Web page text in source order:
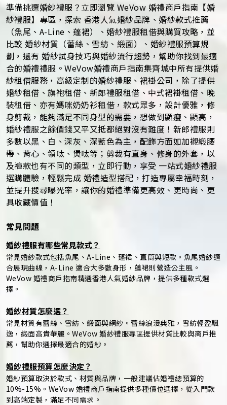
準備挑選婚紗禮服？立即瀏覽 WeVow 婚禮商戶指南【婚
紗禮服】專區，探索 香港人氣婚紗品牌、婚紗款式推薦
（魚尾、A-Line、蓬裙）、婚紗禮服租借與購買攻略，並
比較 婚紗材質（蕾絲、雪紡、緞面）、婚紗禮服預算規
劃，還有 婚紗試身技巧與婚紗流行趨勢，幫助你找到最適
合的婚禮禮服。WeVow婚禮商戶指南集齊城中所有提供婚
紗租借服務，高級定制的婚紗禮服、裙褂公司，除了提供
婚紗租借、旗袍租借、新郎禮服租借、中式裙褂租借、晚
裝租借、亦有媽咪奶奶衫租借，款式眾多，設計優雅，修
身剪裁，能夠滿足不同身型的需要，想做到顯瘦、顯高，
婚紗禮服之餘價錢又平又抵都絕對沒有難度！新郎禮服則
多數以黑、白、深灰、深藍色為主，配飾方面如加襯緞腰
帶、背心、領呔、煲呔等；剪裁有直身、修身的外套，以
及褲款也有不同的類型，立即行動，享受 一站式婚紗禮服
選購體驗，輕鬆完成 婚禮造型搭配，打造專屬幸福時刻，
並提升搜尋曝光率，讓你的婚禮準備更高效、更時尚、更
具收藏價值！
常見問題
婚紗禮服有哪些常見款式？
常見婚紗款式包括魚尾、A-Line、蓬裙、直筒與短款。魚尾婚紗適
合展現曲線，A-Line 適合大多數身形，蓬裙則營造公主風。
WeVow 婚禮商戶指南精選香港人氣婚紗品牌，提供多種款式選
擇。
婚紗材質怎麼選？
常見材質有蕾絲、雪紡、緞面與網紗。蕾絲浪漫典雅，雪紡輕盈飄
逸，緞面高貴華麗。WeVow 婚紗禮服專區提供材質比較與商戶推
薦，幫助你選擇最適合的婚紗。
婚紗禮服預算怎麼決定？
婚紗預算取決於款式、材質與品牌，一般建議佔婚禮總預算的
10%-15%。WeVow 婚禮商戶指南提供多種價位選擇，從入門款
到高端定製，滿足不同需求。